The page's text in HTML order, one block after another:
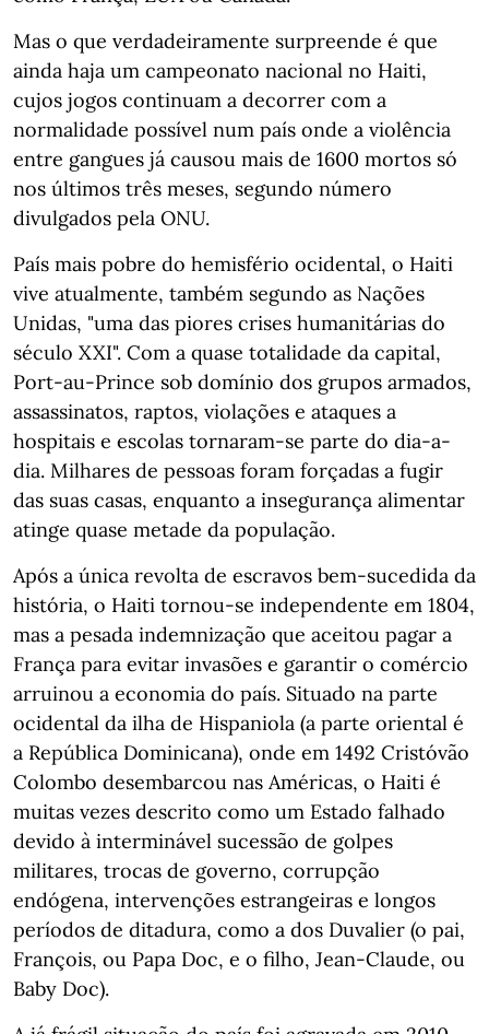
Mas o que verdadeiramente surpreende é que
ainda haja um campeonato nacional no Haiti,
cujos jogos continuam a decorrer com a
normalidade possível num país onde a violência
entre gangues já causou mais de 1600 mortos só
nos últimos três meses, segundo número
divulgados pela ONU.
País mais pobre do hemisfério ocidental, o Haiti
vive atualmente, também segundo as Nações
Unidas, "uma das piores crises humanitárias do
século XXI". Com a quase totalidade da capital,
Port-au-Prince sob domínio dos grupos armados,
assassinatos, raptos, violações e ataques a
hospitais e escolas tornaram-se parte do dia-a-
dia. Milhares de pessoas foram forçadas a fugir
das suas casas, enquanto a insegurança alimentar
atinge quase metade da população.
Após a única revolta de escravos bem-sucedida da
história, o Haiti tornou-se independente em 1804,
mas a pesada indemnização que aceitou pagar a
França para evitar invasões e garantir o comércio
arruinou a economia do país. Situado na parte
ocidental da ilha de Hispaniola (a parte oriental é
a República Dominicana), onde em 1492 Cristóvão
Colombo desembarcou nas Américas, o Haiti é
muitas vezes descrito como um Estado falhado
devido à interminável sucessão de golpes
militares, trocas de governo, corrupção
endógena, intervenções estrangeiras e longos
períodos de ditadura, como a dos Duvalier (o pai,
François, ou Papa Doc, e o filho, Jean-Claude, ou
Baby Doc).